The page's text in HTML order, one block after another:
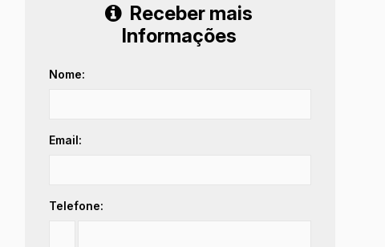
Receber mais
Informações
Nome:
Email:
Telefone: